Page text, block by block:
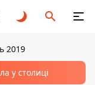
2019
у столиці